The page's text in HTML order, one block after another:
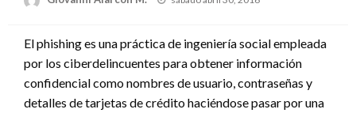
El phishing es una práctica de ingeniería social empleada
por los ciberdelincuentes para obtener información
confidencial como nombres de usuario, contraseñas y
detalles de tarjetas de crédito haciéndose pasar por una